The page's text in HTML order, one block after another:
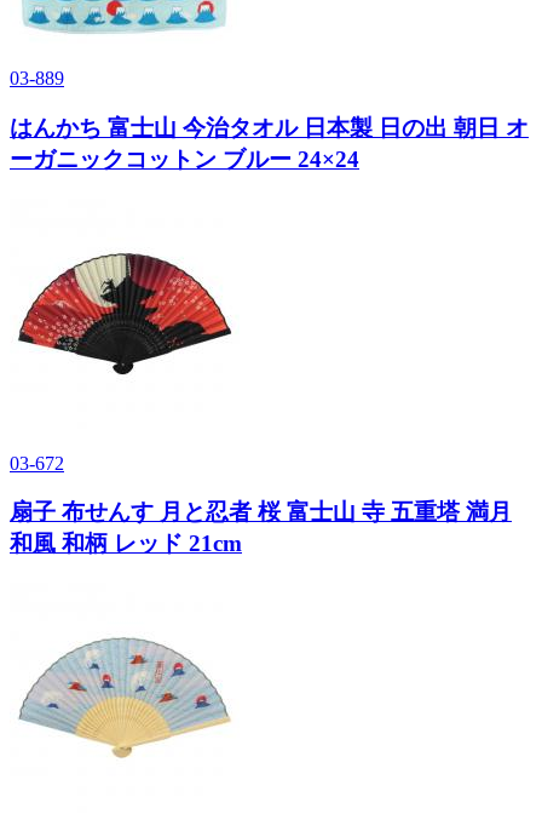
03-889
はんかち 富士山 今治タオル 日本製 日の出 朝日 オ
ーガニックコットン ブルー 24×24
03-672
扇子 布せんす 月と忍者 桜 富士山 寺 五重塔 満月
和風 和柄 レッド 21cm